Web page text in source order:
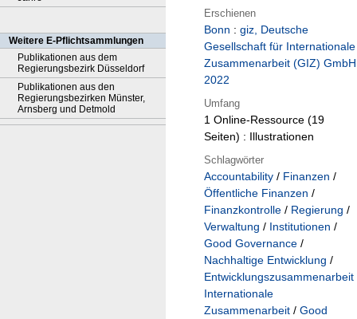
Weitere E-Pflichtsammlungen
Publikationen aus dem
Regierungsbezirk Düsseldorf
Publikationen aus den
Regierungsbezirken Münster,
Arnsberg und Detmold
Erschienen
Bonn : giz, Deutsche
Gesellschaft für Internationale
Zusammenarbeit (GIZ) GmbH
2022
Umfang
1 Online-Ressource (19
Seiten) : Illustrationen
Schlagwörter
Accountability / Finanzen /
Öffentliche Finanzen /
Finanzkontrolle / Regierung /
Verwaltung / Institutionen /
Good Governance /
Nachhaltige Entwicklung /
Entwicklungszusammenarbeit
Internationale
Zusammenarbeit / Good